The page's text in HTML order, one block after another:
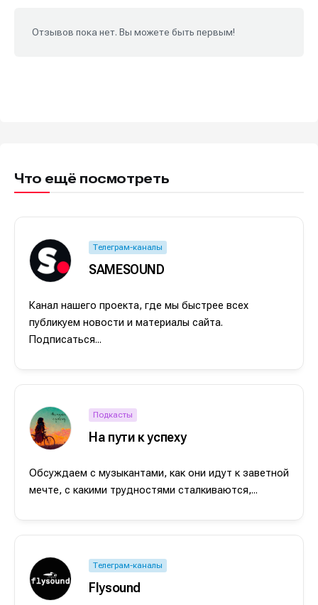
Отзывов пока нет. Вы можете быть первым!
Что ещё посмотреть
Телеграм-каналы
SAMESOUND
Канал нашего проекта, где мы быстрее всех
публикуем новости и материалы сайта.
Подписаться...
Подкасты
На пути к успеху
Обсуждаем с музыкантами, как они идут к заветной
мечте, с какими трудностями сталкиваются,...
Телеграм-каналы
Flysound